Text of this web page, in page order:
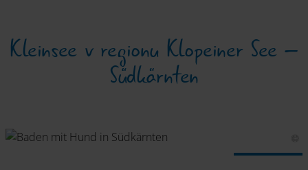
Kleinsee v regionu Klopeiner See –
Südkärnten